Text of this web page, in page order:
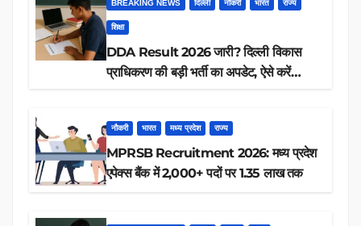
BREAKING NEWS दिल्ली नौकरी भारत राज्य
शिक्षा
DDA Result 2026 जारी? दिल्ली विकास
प्राधिकरण की बड़ी भर्ती का अपडेट, ऐसे करें
नौकरी भारत मध्य प्रदेश राज्य
MPRSB Recruitment 2026: मध्य प्रदेश
एपेक्स बैंक में 2,000+ पदों पर 1.35 लाख तक